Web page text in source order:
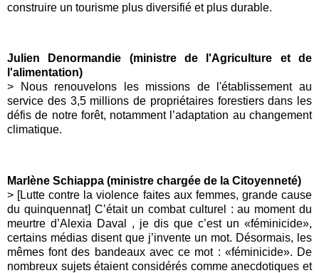
construire un tourisme plus diversifié et plus durable.
Julien Denormandie (ministre de l'Agriculture et de
l'alimentation)
>
Nous renouvelons les missions de l'établissement au
service des 3,5 millions de propriétaires forestiers dans les
défis de notre forêt, notamment l’adaptation au changement
climatique.
Marlène Schiappa (ministre chargée de la Citoyenneté)
> [Lutte contre la violence faites aux femmes, grande cause
du quinquennat] C’était un combat culturel : au moment du
meurtre d’Alexia Daval , je dis que c’est un «féminicide»,
certains médias disent que j’invente un mot. Désormais, les
mêmes font des bandeaux avec ce mot : «féminicide». De
nombreux sujets étaient considérés comme anecdotiques et